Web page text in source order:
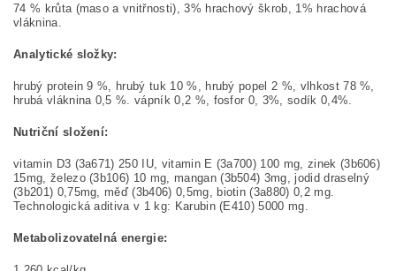
74 % krůta (maso a vnitřnosti), 3% hrachový škrob, 1% hrachová
vláknina.
Analytické složky:
hrubý protein 9 %, hrubý tuk 10 %, hrubý popel 2 %, vlhkost 78 %,
hrubá vláknina 0,5 %. vápník 0,2 %, fosfor 0, 3%, sodík 0,4%.
Nutriční složení:
vitamin D3 (3a671) 250 IU, vitamin E (3a700) 100 mg, zinek (3b606)
15mg, železo (3b106) 10 mg, mangan (3b504) 3mg, jodid draselný
(3b201) 0,75mg, měď (3b406) 0,5mg, biotin (3a880) 0,2 mg.
Technologická aditiva v 1 kg: Karubin (E410) 5000 mg.
Metabolizovatelná energie: